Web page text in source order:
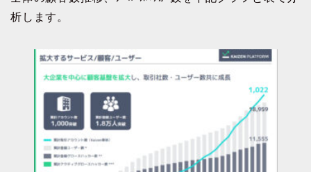
析します。